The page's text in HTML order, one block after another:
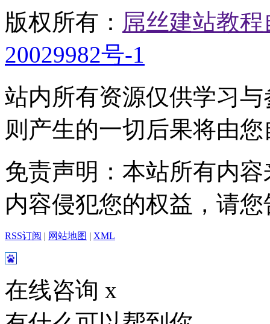
版权所有： 屌丝建站教
20029982号-1
站内所有资源仅供学习
则产生的一切后果将由
免责声明：本站所有内
内容侵犯您的权益，请
RSS订阅 | 网站地图 | XML
在线咨询 x